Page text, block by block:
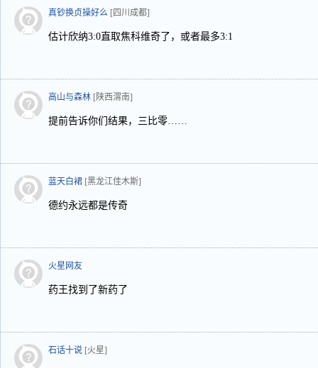
真钞换贞操好么 [四川成都]
估计欣纳3:0直取焦科维奇了，或者最多3:1
高山与森林 [陕西渭南]
提前告诉你们结果，三比零……
蓝天白裙 [黑龙江佳木斯]
德约永远都是传奇
火星网友
药王找到了新药了
石话十说 [火星]